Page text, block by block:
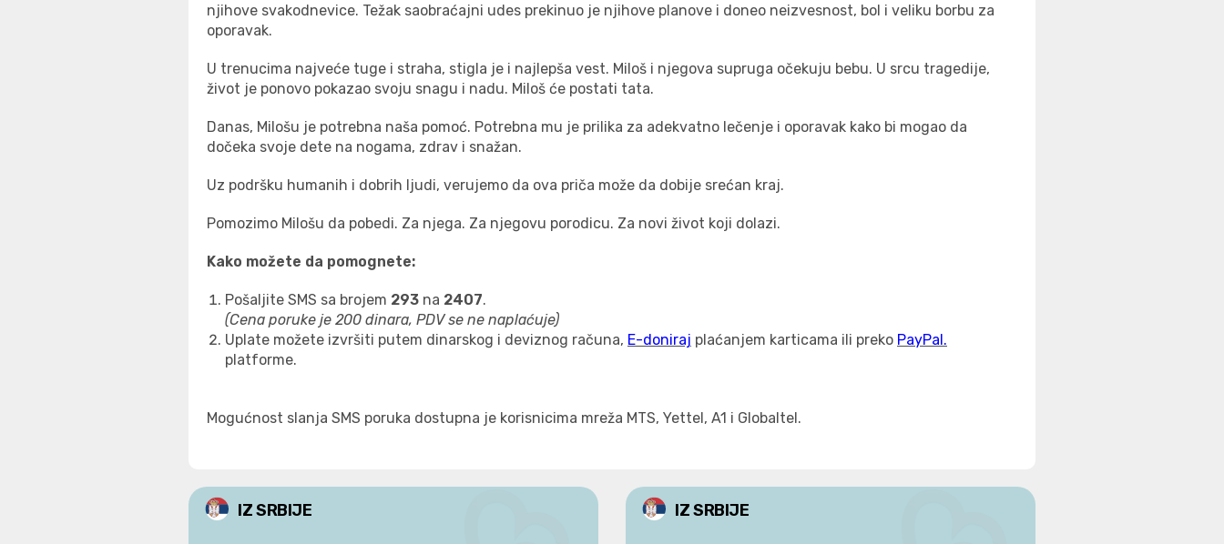
njihove svakodnevice. Težak saobraćajni udes prekinuo je njihove planove i doneo neizvesnost, bol i veliku borbu za
oporavak.
U trenucima najveće tuge i straha, stigla je i najlepša vest. Miloš i njegova supruga očekuju bebu. U srcu tragedije,
život je ponovo pokazao svoju snagu i nadu. Miloš će postati tata.
Danas, Milošu je potrebna naša pomoć. Potrebna mu je prilika za adekvatno lečenje i oporavak kako bi mogao da
dočeka svoje dete na nogama, zdrav i snažan.
Uz podršku humanih i dobrih ljudi, verujemo da ova priča može da dobije srećan kraj.
Pomozimo Milošu da pobedi. Za njega. Za njegovu porodicu. Za novi život koji dolazi.
Kako možete da pomognete:
Pošaljite SMS sa brojem 293 na 2407.
(Cena poruke je 200 dinara, PDV se ne naplaćuje)
Uplate možete izvršiti putem dinarskog i deviznog računa, E-doniraj plaćanjem karticama ili preko PayPal.
platforme.
Mogućnost slanja SMS poruka dostupna je korisnicima mreža MTS, Yettel, A1 i Globaltel.
IZ SRBIJE IZ SRBIJE